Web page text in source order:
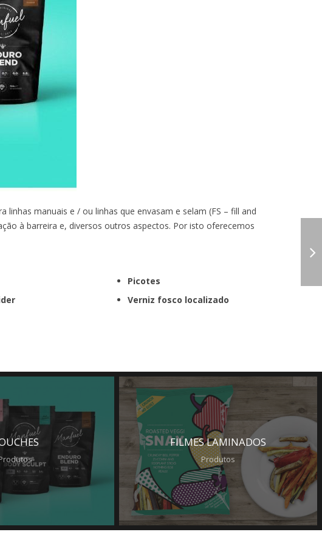
manuais e / ou linhas que envasam e selam (FS – fill and
à barreira e, diversos outros aspectos. Por isto oferecemos
Picotes
Verniz fosco localizado
FILMES LAMINADOS
Produtos